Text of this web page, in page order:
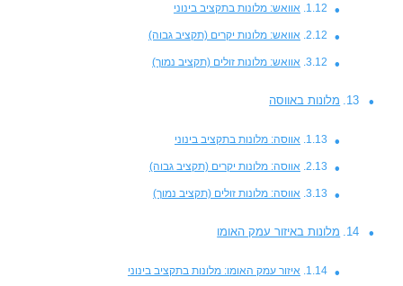
אוואש: מלונות בתקציב בינוני
אוואש: מלונות יקרים (תקציב גבוה)
אוואש: מלונות זולים (תקציב נמוך)
מלונות באווסה
אווסה: מלונות בתקציב בינוני
אווסה: מלונות יקרים (תקציב גבוה)
אווסה: מלונות זולים (תקציב נמוך)
מלונות באיזור עמק האומו
איזור עמק האומו: מלונות בתקציב בינוני